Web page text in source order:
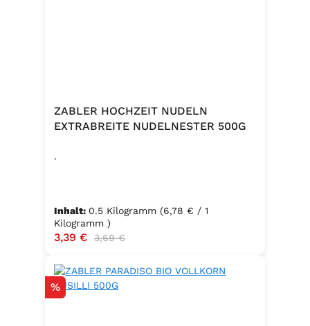
ZABLER HOCHZEIT NUDELN
EXTRABREITE NUDELNESTER 500G
.
Inhalt: 0.5 Kilogramm (6,78 € / 1
Kilogramm )
Verkaufspreis:
3,39 € Regulärer Preis:
3,69 €
Rabatt
%